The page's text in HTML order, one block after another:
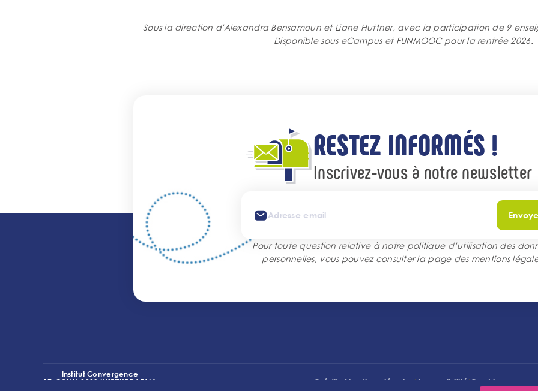
Sous la direction d'Alexandra Bensamoun et Liane Huttner, avec la participation de 9
Disponible sous eCampus et FUNMOOC pour la rentrée 2026.
RESTEZ INFORMÉS !
Inscrivez-vous à notre newsletter
Pour toute question relative à notre politique d’utilisation des
personnelles, vous pouvez consulter la page des mentions
Institut Convergence
17-CONV-0003 INSTITUT DATAIA
Crédits lMentions légales l Accessibilité lCookies